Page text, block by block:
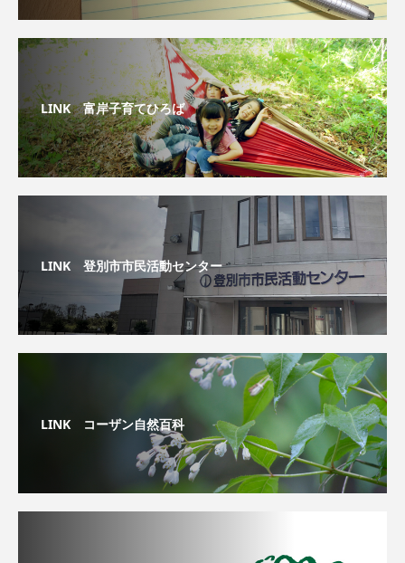
LINK 富岸子育てひろば
LINK 登別市市民活動センター
LINK コーザン自然百科